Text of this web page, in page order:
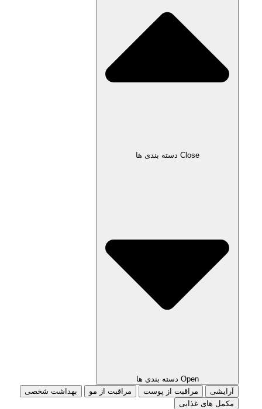
Close دسته بندی ها
Open دسته بندی ها
آرایشی
مراقبت از پوست مراقبت از مو
بهداشت شخصی
مکمل های غذایی